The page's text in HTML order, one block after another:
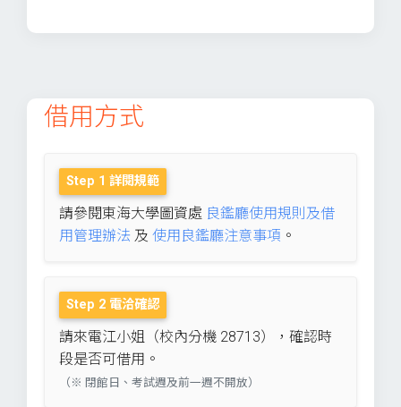
借用方式
Step 1 詳閱規範
請參閱東海大學圖資處 良鑑廳使用規則及借
用管理辦法 及 使用良鑑廳注意事項 。
Step 2 電洽確認
請來電江小姐（校內分機 28713），確認時
段是否可借用。
（※ 閉館日、考試週及前一週不開放）